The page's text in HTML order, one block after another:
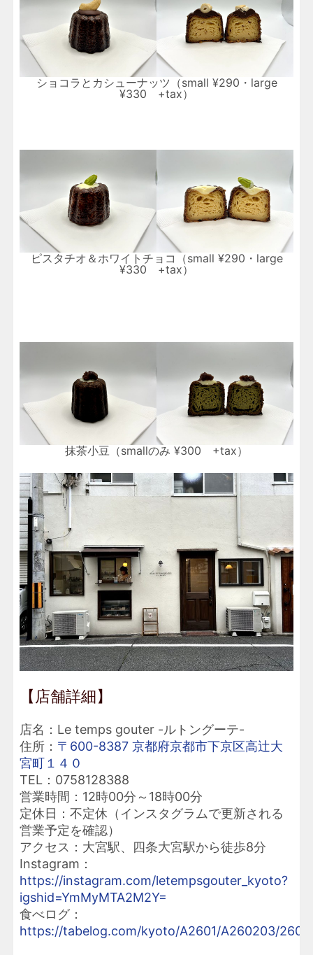
ショコラとカシューナッツ（small ¥290・large
¥330 +tax）
ピスタチオ＆ホワイトチョコ（small ¥290・large
¥330 +tax）
抹茶小豆（smallのみ ¥300 +tax）
【店舗詳細】
店名：Le temps gouter -ルトングーテ-
住所： 〒600-8387 京都府京都市下京区高辻大
宮町１４０
TEL：0758128388
営業時間：12時00分～18時00分
定休日：不定休（インスタグラムで更新される
営業予定を確認）
アクセス：大宮駅、四条大宮駅から徒歩8分
Instagram：
https://instagram.com/letempsgouter_kyoto?
igshid=YmMyMTA2M2Y=
食べログ：
https://tabelog.com/kyoto/A2601/A260203/